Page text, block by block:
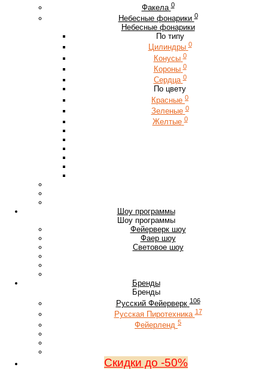
Факела 0
Небесные фонарики 0
Небесные фонарики
По типу
Цилиндры 0
Конусы 0
Короны 0
Сердца 0
По цвету
Красные 0
Зеленые 0
Желтые 0
Шоу программы
Шоу программы
Фейерверк шоу
Фаер шоу
Световое шоу
Бренды
Бренды
Русский Фейерверк 106
Русская Пиротехника 17
Фейерленд 5
Скидки до -50%